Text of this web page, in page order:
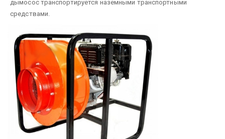
дымосос транспортируется наземными транспортными
средствами.